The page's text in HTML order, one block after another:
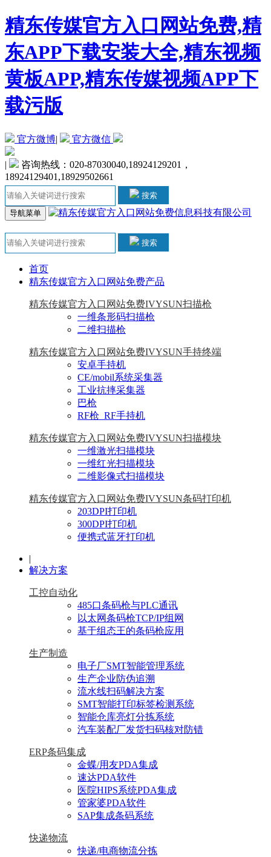
精东传媒官方入口网站免费,精
东APP下载安装大全,精东视频
黄板APP,精东传媒视频APP下
载污版
官方微博| 官方微信
|
咨询热线：020-87030040,18924129201，
18924129401,18929502661
搜索
导航菜单
搜索
首页
精东传媒官方入口网站免费产品
精东传媒官方入口网站免费IVYSUN扫描枪
一维条形码扫描枪
二维扫描枪
精东传媒官方入口网站免费IVYSUN手持终端
安卓手持机
CE/mobil系统采集器
工业抗摔采集器
巴枪
RF枪_RF手持机
精东传媒官方入口网站免费IVYSUN扫描模块
一维激光扫描模块
一维红光扫描模块
二维影像式扫描模块
精东传媒官方入口网站免费IVYSUN条码打印机
203DPI打印机
300DPI打印机
便携式蓝牙打印机
|
解决方案
工控自动化
485口条码枪与PLC通讯
以太网条码枪TCP/IP组网
基于组态王的条码枪应用
生产制造
电子厂SMT智能管理系统
生产企业防伪追溯
流水线扫码解决方案
SMT智能打印标签检测系统
智能仓库亮灯分拣系统
汽车装配厂发货扫码核对防错
ERP条码集成
金蝶/用友PDA集成
速达PDA软件
医院HIPS系统PDA集成
管家婆PDA软件
SAP集成条码系统
快递物流
快递/电商物流分拣